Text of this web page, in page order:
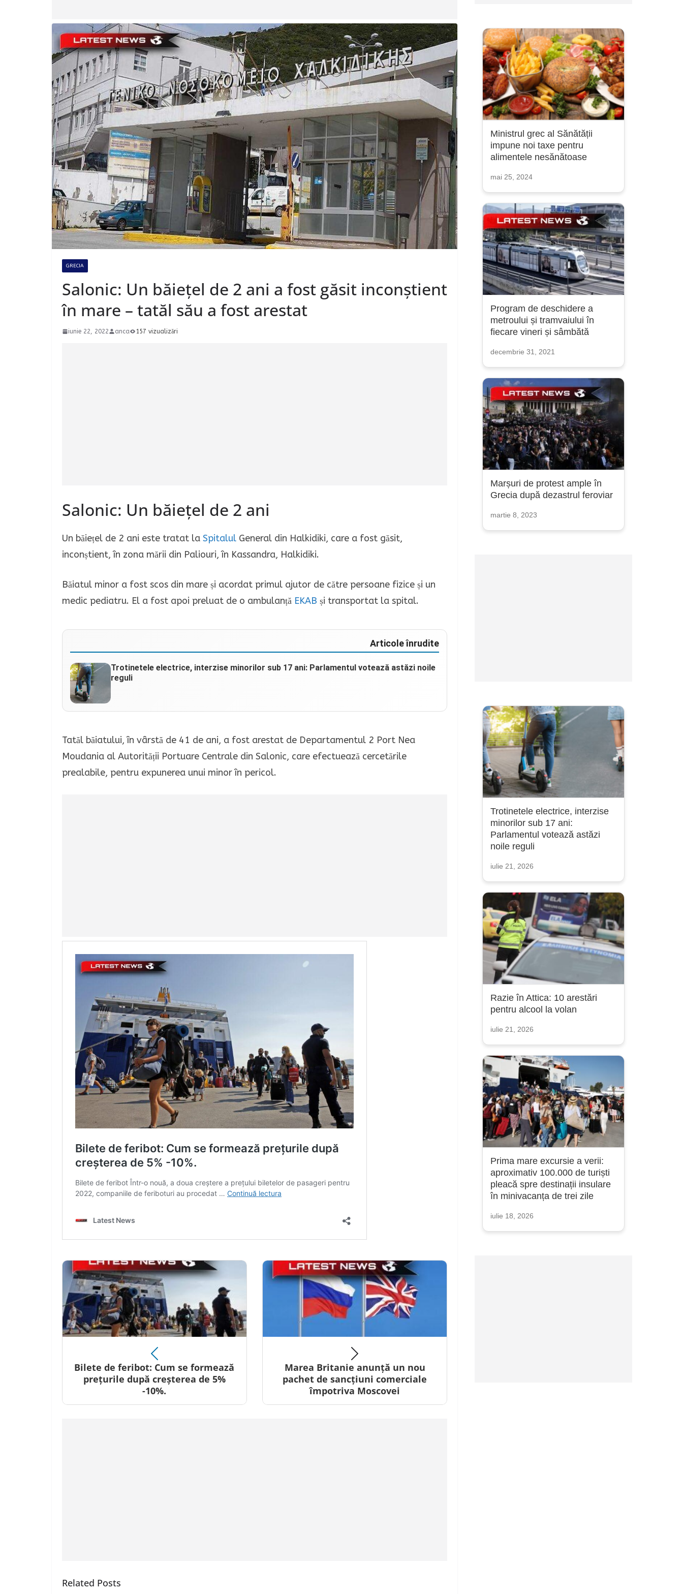
GRECIA
Salonic: Un băiețel de 2 ani a fost găsit inconștient
în mare – tatăl său a fost arestat
iunie 22, 2022 anca 157 vizualizări
Salonic: Un băiețel de 2 ani
Un băiețel de 2 ani este tratat la Spitalul General din Halkidiki, care a fost găsit,
inconștient, în zona mării din Paliouri, în Kassandra, Halkidiki.
Băiatul minor a fost scos din mare și acordat primul ajutor de către persoane fizice și un
medic pediatru. El a fost apoi preluat de o ambulanță EKAB și transportat la spital.
Articole înrudite
Trotinetele electrice, interzise minorilor sub 17 ani: Parlamentul votează astăzi noile
reguli
Tatăl băiatului, în vârstă de 41 de ani, a fost arestat de Departamentul 2 Port Nea
Moudania al Autorității Portuare Centrale din Salonic, care efectuează cercetările
prealabile, pentru expunerea unui minor în pericol.
Bilete de feribot: Cum se formează
prețurile după creșterea de 5%
-10%.
Marea Britanie anunță un nou
pachet de sancțiuni comerciale
împotriva Moscovei
Related Posts
Ministrul grec al Sănătății
impune noi taxe pentru
alimentele nesănătoase
mai 25, 2024
Program de deschidere a
metroului și tramvaiului în
fiecare vineri și sâmbătă
decembrie 31, 2021
Marșuri de protest ample în
Grecia după dezastrul feroviar
martie 8, 2023
Trotinetele electrice, interzise
minorilor sub 17 ani:
Parlamentul votează astăzi
noile reguli
iulie 21, 2026
Razie în Attica: 10 arestări
pentru alcool la volan
iulie 21, 2026
Prima mare excursie a verii:
aproximativ 100.000 de turiști
pleacă spre destinații insulare
în minivacanța de trei zile
iulie 18, 2026